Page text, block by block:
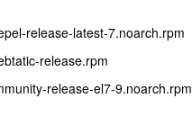
release-latest-7.noarch.rpm
release.rpm
release-el7-9.noarch.rpm